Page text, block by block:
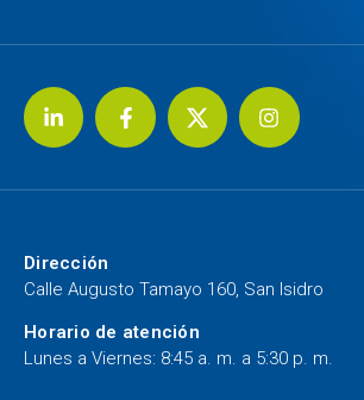
Dirección
Calle Augusto Tamayo 160, San Isidro
Horario de atención
Lunes a Viernes: 8:45 a. m. a 5:30 p. m.